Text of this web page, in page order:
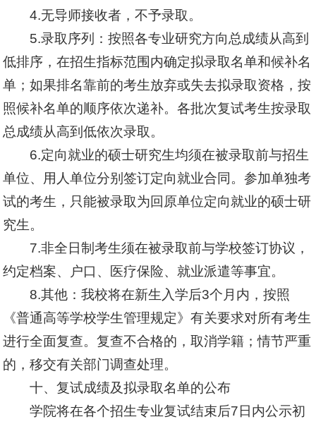
4.无导师接收者，不予录取。
5.录取序列：按照各专业研究方向总成绩从高到
低排序，在招生指标范围内确定拟录取名单和候补名
单；如果排名靠前的考生放弃或失去拟录取资格，按
照候补名单的顺序依次递补。各批次复试考生按录取
总成绩从高到低依次录取。
6.定向就业的硕士研究生均须在被录取前与招生
单位、用人单位分别签订定向就业合同。参加单独考
试的考生，只能被录取为回原单位定向就业的硕士研
究生。
7.非全日制考生须在被录取前与学校签订协议，
约定档案、户口、医疗保险、就业派遣等事宜。
8.其他：我校将在新生入学后3个月内，按照
《普通高等学校学生管理规定》有关要求对所有考生
进行全面复查。复查不合格的，取消学籍；情节严重
的，移交有关部门调查处理。
十、复试成绩及拟录取名单的公布
学院将在各个招生专业复试结束后7日内公示初